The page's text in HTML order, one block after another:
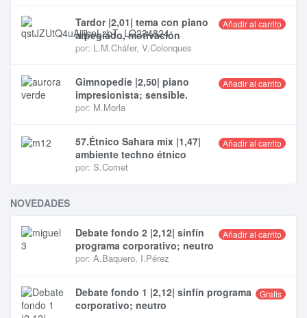
Añadir al carrito
Tardor |2,01| tema con piano
arpegiado, motivación
por: L.M.Cháfer, V.Colonques
Añadir al carrito
Gimnopedie |2,50| piano
impresionista; sensible.
por: M.Morla
Añadir al carrito
57.Étnico Sahara mix |1,47|
ambiente techno étnico
por: S.Comet
NOVEDADES
Añadir al carrito
Debate fondo 2 |2,12| sinfín
programa corporativo; neutro
por: A.Baquero, I.Pérez
Gratis
Debate fondo 1 |2,12| sinfín programa
corporativo; neutro